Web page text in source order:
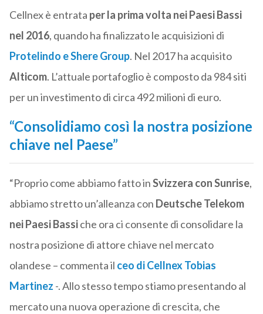
Cellnex è entrata per la prima volta nei Paesi Bassi
nel 2016, quando ha finalizzato le acquisizioni di
Protelindo eShere Group. Nel 2017 ha acquisito
Alticom. L’attuale portafoglio è composto da 984 siti
per un investimento di circa 492 milioni di euro.
“Consolidiamo così la nostra posizione
chiave nel Paese”
“Proprio come abbiamo fatto inSvizzera con Sunrise,
abbiamo stretto un’alleanza con Deutsche Telekom
nei Paesi Bassiche ora ci consente di consolidare la
nostra posizione di attore chiave nel mercato
olandese – commenta il ceo di Cellnex Tobias
Martinez -. Allo stesso tempo stiamo presentando al
mercato una nuova operazione di crescita, che